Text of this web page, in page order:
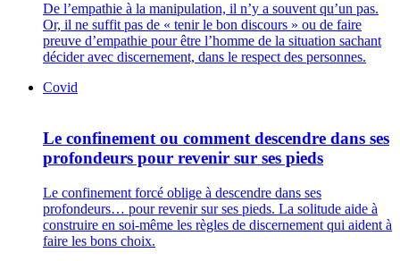
De l’empathie à la manipulation, il n’y a souvent qu’un pas.
Or, il ne suffit pas de « tenir le bon discours » ou de faire
preuve d’empathie pour être l’homme de la situation sachant
décider avec discernement, dans le respect des personnes.
Covid
Le confinement ou comment descendre dans ses
profondeurs pour revenir sur ses pieds
Le confinement forcé oblige à descendre dans ses
profondeurs… pour revenir sur ses pieds. La solitude aide à
construire en soi-même les règles de discernement qui aident à
faire les bons choix.